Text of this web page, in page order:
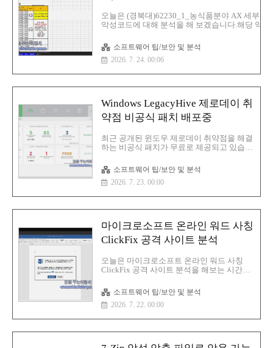
25..
오늘은 (경북대)62230_1_농식품분야 AX 세부 추
악성코드에 대해 분석을 해 보겠습니다.해당 악
악성코드는 무려 3.40MB 이지만 파일을 실행하
LGU 인터넷 개통 시 요금제 약정 및 개통에 관한
명:(경북대) 62230_1_농식품분야 AX 세부 추진
소프트웨어 팁/보안 및 분석
2026. 7. 24. 00:06
Windows LegacyHive 제로데이 취
약점 비공식 패치 배포중
최근 공개된 윈도우 제로데이 취약점을 해결
하는 비공식 패치가 무료로 제공되고 있습니
윈도우 시스템에서 권한을 상승시킬 수 있는
문제가 발생합니다.이번 취약점(LegacyHive
라고 명명되었으며 추적을 쉽게 하려고 CVE
서비스에서 발견Nightmare Eclipse는 마이크
로소프트가 2026년 7월 패치 화요일 업데이
트를 발표한 날 해당 보안 취약점을 공격에
악용하기 어렵게 만들려고 간소화된 개념 증
명 익스플로잇과 함께 공개PoC를 분석하고
Tharros의 수석 취약점 분석가인 Will
Dormann은 관리자가 아닌 사용자도
LegacyHive를 악용하여 클래..
소프트웨어 팁/보안 및 분석
2026. 7. 23. 00:00
마이크로소프트 온라인 워드 사칭
ClickFix 공격 사이트 분석
오늘은 마이크로소프트 온라인 워드 사칭
ClickFix 공격 사이트 분석을 해보는 시간을
이트는 Microsoft Word Online인 것처럼 꾸미
는 것이 특징입니다.여기서 The "Word
Online" extension is not installed in your
How to fix 부분을 누르게 되면 다음과 같은
코드들이 실행합니다. const hiddenPart =
소프트웨어 팁/보안 및 분석
2026. 7. 22. 00:00